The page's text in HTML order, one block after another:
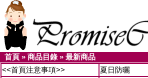
首頁 » 商品目錄» 最新商品
<<首頁注意事項>>
夏日防曬